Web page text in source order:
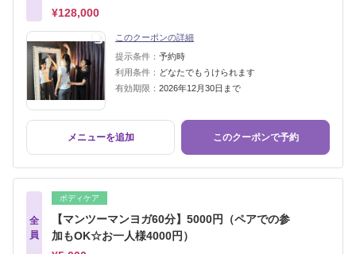
¥128,000
このクーポンの詳細
提示条件： 予約時
利用条件： どなたでもうけられます
有効期限： 2026年12月30日まで
メニューを追加 このクーポンで予約
全
員
ボディケア
【マンツーマンヨガ60分】5000円（ペアでの参
加もOK☆お一人様4000円）